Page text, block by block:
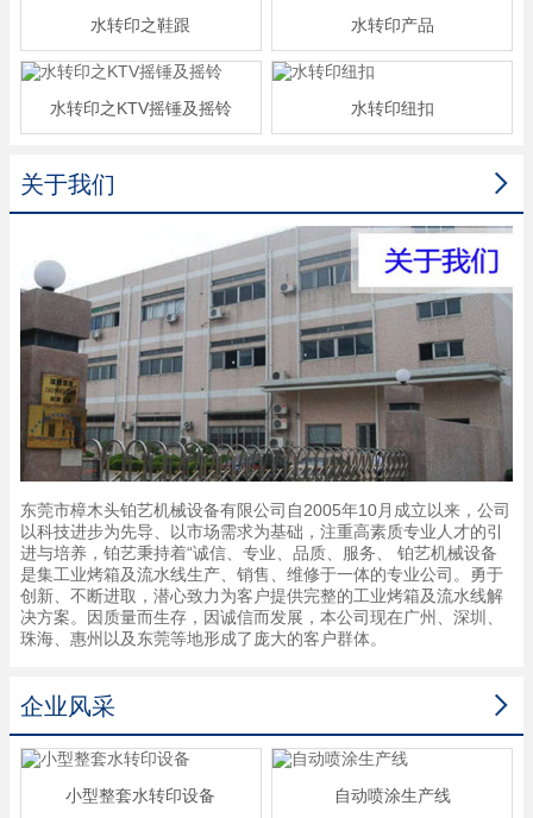
水转印之鞋跟 水转印产品
水转印之KTV摇锤及摇铃 水转印纽扣

关于我们
东莞市樟木头铂艺机械设备有限公司自2005年10月成立以来，公司
以科技进步为先导、以市场需求为基础，注重高素质专业人才的引
进与培养，铂艺秉持着“诚信、专业、品质、服务、 铂艺机械设备
是集工业烤箱及流水线生产、销售、维修于一体的专业公司。勇于
创新、不断进取，潜心致力为客户提供完整的工业烤箱及流水线解
决方案。因质量而生存，因诚信而发展，本公司现在广州、深圳、
珠海、惠州以及东莞等地形成了庞大的客户群体。

企业风采
小型整套水转印设备 自动喷涂生产线